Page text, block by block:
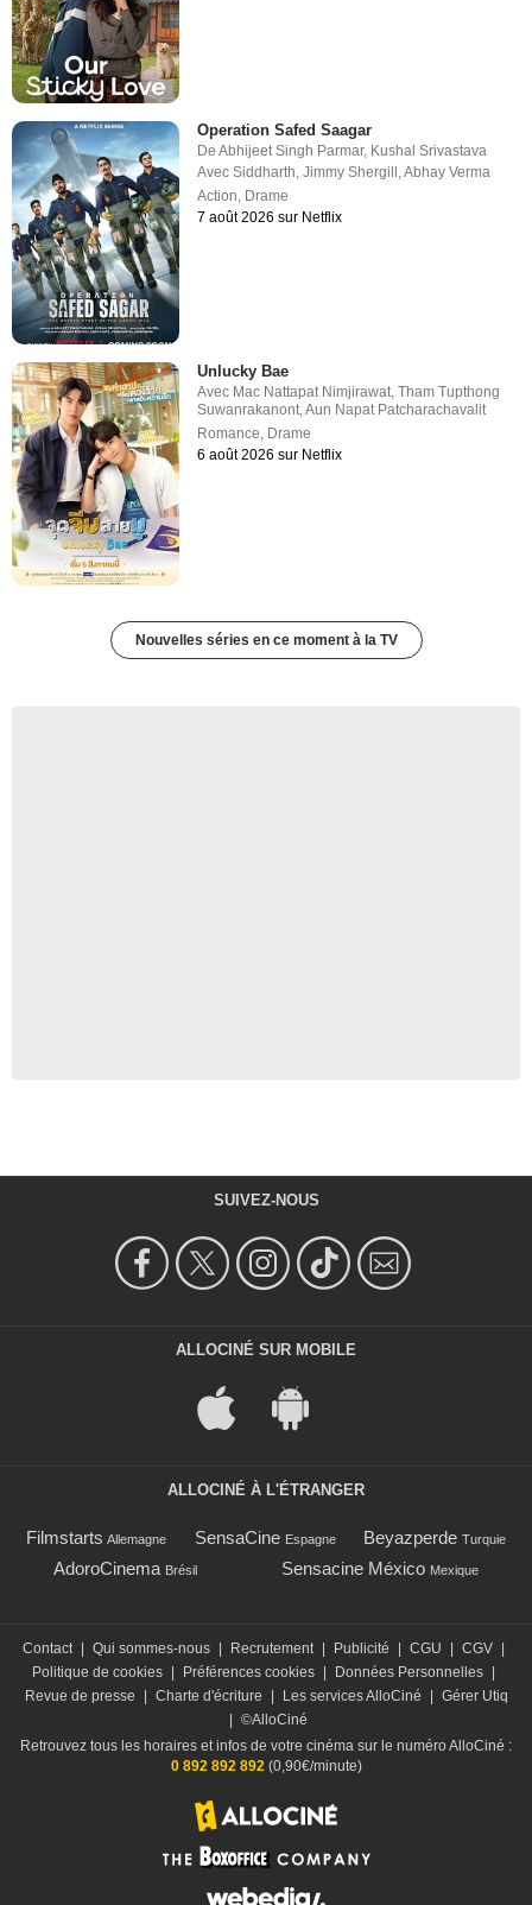
Operation Safed Saagar
DeAbhijeet Singh Parmar, Kushal Srivastava
AvecSiddharth ,Jimmy Shergill ,Abhay Verma
Action Drame
7 août 2026 sur Netflix
Unlucky Bae
Avec Mac Nattapat Nimjirawat,Tham Tupthong
Suwanrakanont,Aun Napat Patcharachavalit
Romance, Drame
6 août 2026 sur Netflix
Nouvelles séries en ce moment à la TV
SUIVEZ-NOUS
ALLOCINÉ SUR MOBILE
ALLOCINÉ À L'ÉTRANGER
Filmstarts Allemagne SensaCine Espagne Beyazperde Turquie
AdoroCinema Brésil Sensacine México Mexique
Contact Qui sommes-nous Recrutement Publicité CGU CGV
Politique de cookies
Préférences cookies Données Personnelles
Revue de presse
Charte d'écriture Les services AlloCiné
Gérer Utiq
©AlloCiné
Retrouvez tous les horaires et infos de votre cinéma sur le numéro AlloCiné :
0 892 892 892(0,90€/minute)